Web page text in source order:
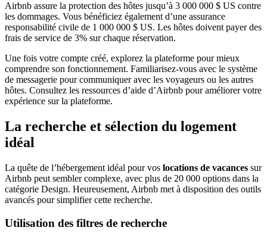
Airbnb assure la protection des hôtes jusqu’à 3 000 000 $ US contre
les dommages. Vous bénéficiez également d’une assurance
responsabilité civile de 1 000 000 $ US. Les hôtes doivent payer des
frais de service de 3% sur chaque réservation.
Une fois votre compte créé, explorez la plateforme pour mieux
comprendre son fonctionnement. Familiarisez-vous avec le système
de messagerie pour communiquer avec les voyageurs ou les autres
hôtes. Consultez les ressources d’aide d’Airbnb pour améliorer votre
expérience sur la plateforme.
La recherche et sélection du logement
idéal
La quête de l’hébergement idéal pour vos locations de vacances sur
Airbnb peut sembler complexe, avec plus de 20 000 options dans la
catégorie Design. Heureusement, Airbnb met à disposition des outils
avancés pour simplifier cette recherche.
Utilisation des filtres de recherche